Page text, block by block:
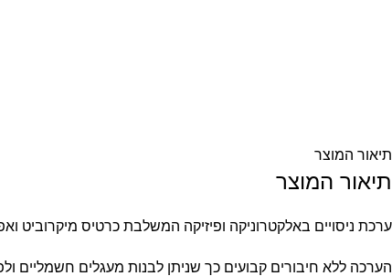
תיאור המוצר
תיאור המוצר
ערכת ניסויים באלקטרוניקה ופיזיקה המשלבת כרטיס מיקרוביט
הערכה ללא חיבורים קבועים כך שניתן לבנות מעגלים חשמליים